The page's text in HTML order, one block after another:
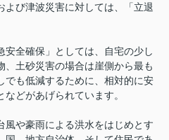
び津波災害に対しては、「立退
安全確保」としては、自宅の少し
、土砂災害の場合は崖側から最も
でも低減するために、相対的に安
どがあげられています。
風や豪雨による洪水をはじめとす